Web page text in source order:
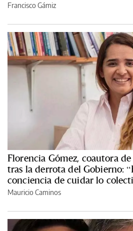
Francisco Gámiz
Florencia Gómez, coautora
tras la derrota del Gobierno:
conciencia de cuidar lo
Mauricio Caminos